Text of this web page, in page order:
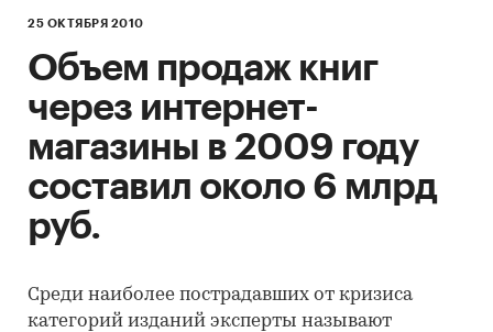
25 ОКТЯБРЯ 2010
Объем продаж книг
через интернет-
магазины в 2009 году
составил около 6 млрд
руб.
Среди наиболее пострадавших от кризиса
категорий изданий эксперты называют